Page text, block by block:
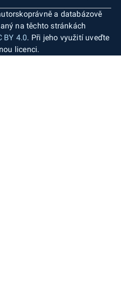
a databázově
na těchto stránkách
BY 4.0. Při jeho využití uveďte
licenci.